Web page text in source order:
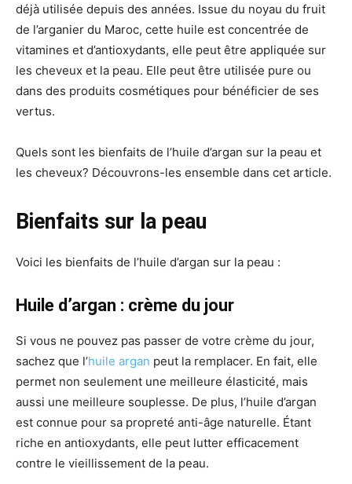
déjà utilisée depuis des années. Issue du noyau du fruit
de l’arganier du Maroc, cette huile est concentrée de
vitamines et d’antioxydants, elle peut être appliquée sur
les cheveux et la peau. Elle peut être utilisée pure ou
dans des produits cosmétiques pour bénéficier de ses
vertus.
Quels sont les bienfaits de l’huile d’argan sur la peau et
les cheveux? Découvrons-les ensemble dans cet article.
Bienfaits sur la peau
Voici les bienfaits de l’huile d’argan sur la peau :
Huile d’argan : crème du jour
Si vous ne pouvez pas passer de votre crème du jour,
sachez que l’huile argan peut la remplacer. En fait, elle
permet non seulement une meilleure élasticité, mais
aussi une meilleure souplesse. De plus, l’huile d’argan
est connue pour sa propreté anti-âge naturelle. Étant
riche en antioxydants, elle peut lutter efficacement
contre le vieillissement de la peau.